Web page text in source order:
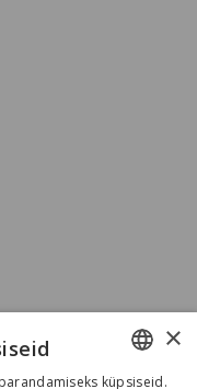
×
küpsiseid.